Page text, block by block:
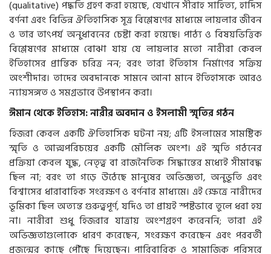
(qualitative) পদ্ধতি গ্রহণ করা হয়েছে, যেখানে সীরাহ সাহিত্য, হাদিস
বর্ণনা এবং বিভিন্ন ঐতিহাসিক সূত্র বিশ্লেষণের মাধ্যমে লায়লার জীবন
ও তার তাৎপর্য অনুধাবনের চেষ্টা করা হয়েছে। পাঠ্য ও বিষয়ভিত্তিক
বিশ্লেষণের মাধ্যমে বোঝা যায় যে লায়লার মতো নারীরা কেবল
ইতিহাসের প্রান্তিক চরিত্র নন; বরং তারা ইতিহাস নির্মাণের সক্রিয়
অংশীদার। তাদের অবদানকে সামনে আনা মানে ইতিহাসকে আরও
ন্যায়সঙ্গত ও সমগ্রভাবে উপস্থাপন করা।
ঈমান থেকে ইতিহাস: নারীর অবদান ও ইসলামী স্মৃতির গঠন
হিজরা কেবল একটি ঐতিহাসিক ঘটনা নয়; এটি ইসলামের সামষ্টিক
স্মৃতি ও আত্মপরিচয়ের একটি মৌলিক অংশ। এই স্মৃতি গঠনের
প্রক্রিয়া কেবল যুদ্ধ, নেতৃত্ব বা রাজনৈতিক সিদ্ধান্তের মধ্যেই সীমাবদ্ধ
ছিল না; বরং তা গড়ে উঠেছে মানুষের অভিজ্ঞতা, অনুভূতি এবং
বিশ্বাসের ধারাবাহিক সংরক্ষণ ও বর্ণনার মাধ্যমে। এই ক্ষেত্রে নারীদের
ভূমিকা ছিল অত্যন্ত গুরুত্বপূর্ণ, যদিও তা প্রায়ই স্পষ্টভাবে তুলে ধরা হয়
না। নারীরা শুধু হিজরার যাত্রায় অংশগ্রহণ করেননি; তারা এই
অভিজ্ঞতাগুলোকে ধারণ করেছেন, সংরক্ষণ করেছেন এবং পরবর্তী
প্রজন্মের কাছে পৌঁছে দিয়েছেন। পারিবারিক ও সামাজিক পরিসরে